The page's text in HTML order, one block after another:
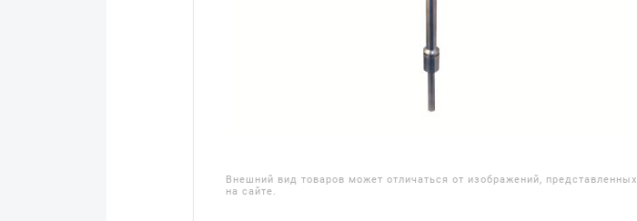
Внешний вид товаров может отличаться от изображений, представленных
на сайте.